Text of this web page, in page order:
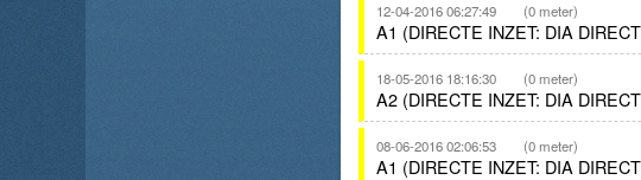
12-04-2016 06:27:49 (0 meter)
A1 (DIRECTE INZET: DIA
18-05-2016 18:16:30 (0 meter)
A2 (DIRECTE INZET: DIA
08-06-2016 02:06:53 (0 meter)
A1 (DIRECTE INZET: DIA